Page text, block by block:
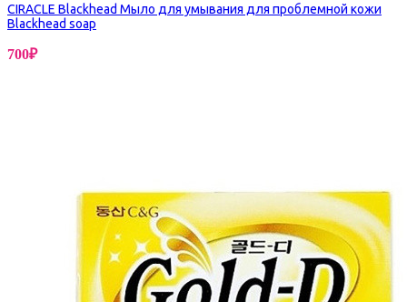
CIRACLE Blackhead Мыло для умывания для проблемной кожи
Blackhead soap
700₽